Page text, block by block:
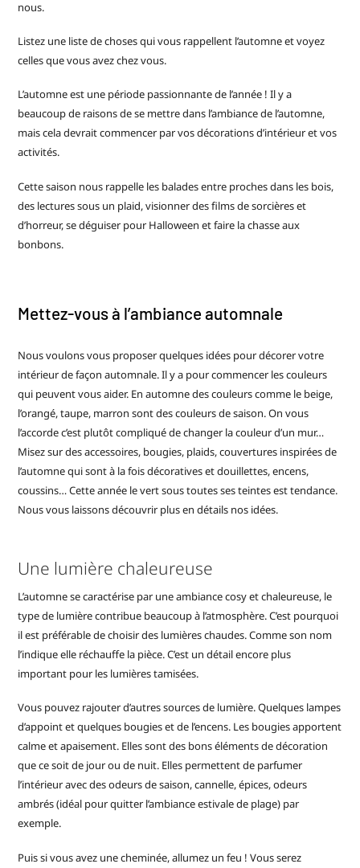
nous.
Listez une liste de choses qui vous rappellent l’automne et voyez
celles que vous avez chez vous.
L’automne est une période passionnante de l’année ! Il y a
beaucoup de raisons de se mettre dans l’ambiance de l’automne,
mais cela devrait commencer par vos décorations d’intérieur et vos
activités.
Cette saison nous rappelle les balades entre proches dans les bois,
des lectures sous un plaid, visionner des films de sorcières et
d’horreur, se déguiser pour Halloween et faire la chasse aux
bonbons.
Mettez-vous à l’ambiance automnale
Nous voulons vous proposer quelques idées pour décorer votre
intérieur de façon automnale. Il y a pour commencer les couleurs
qui peuvent vous aider. En automne des couleurs comme le beige,
l’orangé, taupe, marron sont des couleurs de saison. On vous
l’accorde c’est plutôt compliqué de changer la couleur d’un mur…
Misez sur des accessoires, bougies, plaids, couvertures inspirées de
l’automne qui sont à la fois décoratives et douillettes, encens,
coussins… Cette année le vert sous toutes ses teintes est tendance.
Nous vous laissons découvrir plus en détails nos idées.
Une lumière chaleureuse
L’automne se caractérise par une ambiance cosy et chaleureuse, le
type de lumière contribue beaucoup à l’atmosphère. C’est pourquoi
il est préférable de choisir des lumières chaudes. Comme son nom
l’indique elle réchauffe la pièce. C’est un détail encore plus
important pour les lumières tamisées.
Vous pouvez rajouter d’autres sources de lumière. Quelques lampes
d’appoint et quelques bougies et de l’encens. Les bougies apportent
calme et apaisement. Elles sont des bons éléments de décoration
que ce soit de jour ou de nuit. Elles permettent de parfumer
l’intérieur avec des odeurs de saison, cannelle, épices, odeurs
ambrés (idéal pour quitter l’ambiance estivale de plage) par
exemple.
Puis si vous avez une cheminée, allumez un feu ! Vous serez